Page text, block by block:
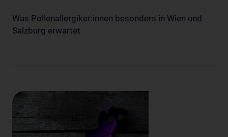
Was Pollenallergiker:innen besonders in Wien und
Salzburg erwartet